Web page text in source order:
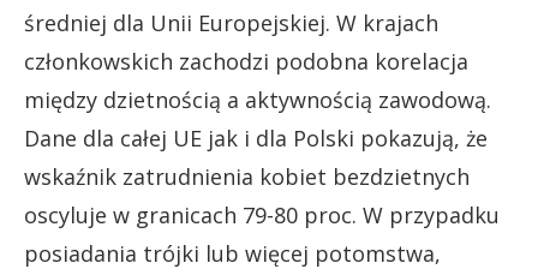
średniej dla Unii Europejskiej. W krajach
członkowskich zachodzi podobna korelacja
między dzietnością a aktywnością zawodową.
Dane dla całej UE jak i dla Polski pokazują, że
wskaźnik zatrudnienia kobiet bezdzietnych
oscyluje w granicach 79-80 proc. W przypadku
posiadania trójki lub więcej potomstwa,